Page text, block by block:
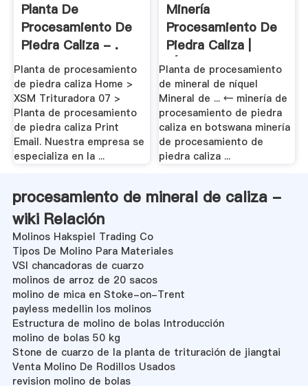
Planta De
Procesamiento De
Piedra Caliza - .
Planta de procesamiento
de piedra caliza Home >
XSM Trituradora 07 >
Planta de procesamiento
de piedra caliza Print
Email. Nuestra empresa se
especializa en la ...
Minería
Procesamiento De
Piedra Caliza |
LÍDER DE ...
Planta de procesamiento
de mineral de níquel
Mineral de ... ← minería de
procesamiento de piedra
caliza en botswana minería
de procesamiento de
piedra caliza ...
procesamiento de mineral de caliza -
wiki Relación
Molinos Hakspiel Trading Co
Tipos De Molino Para Materiales
VSI chancadoras de cuarzo
molinos de arroz de 20 sacos
molino de mica en Stoke-on-Trent
payless medellin los molinos
Estructura de molino de bolas Introducción
molino de bolas 50 kg
Stone de cuarzo de la planta de trituración de jiangtai
Venta Molino De Rodillos Usados
revision molino de bolas